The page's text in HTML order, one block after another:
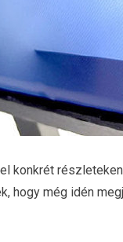
konkrét
hogy még idén